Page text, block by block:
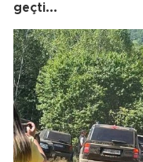
geçti...